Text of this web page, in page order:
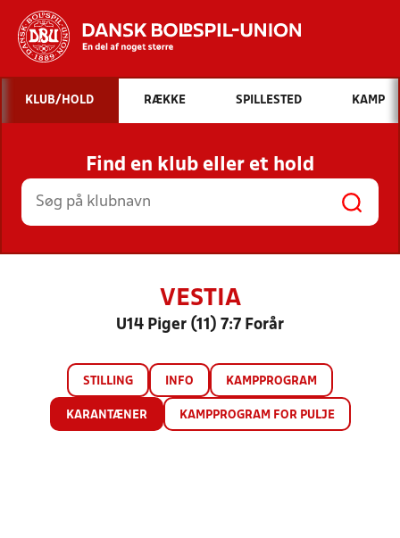
Hvad vil du søge efter?
INDHOLD OG NYHEDER
STILLINGER, RESULTATER, KLUBBER OG
HOLD
KLUB/HOLD RÆKKE SPILLESTED KAMP
Find en klub eller et hold
VESTIA
U14 Piger (11) 7:7 Forår
STILLING INFO KAMPPROGRAM
KARANTÆNER KAMPPROGRAM FOR PULJE